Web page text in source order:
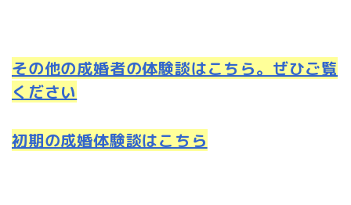
その他の成婚者の体験談はこちら。ぜひご覧
ください
初期の成婚体験談はこちら